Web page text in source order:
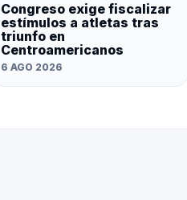
Congreso exige fiscalizar
estímulos a atletas tras
triunfo en
Centroamericanos
6 AGO 2026